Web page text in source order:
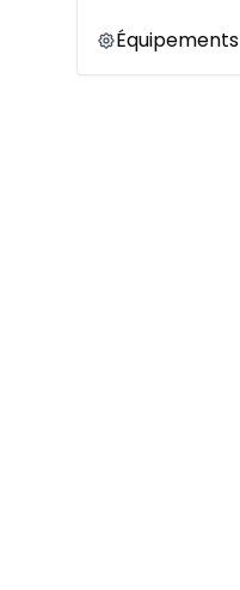
Équipements